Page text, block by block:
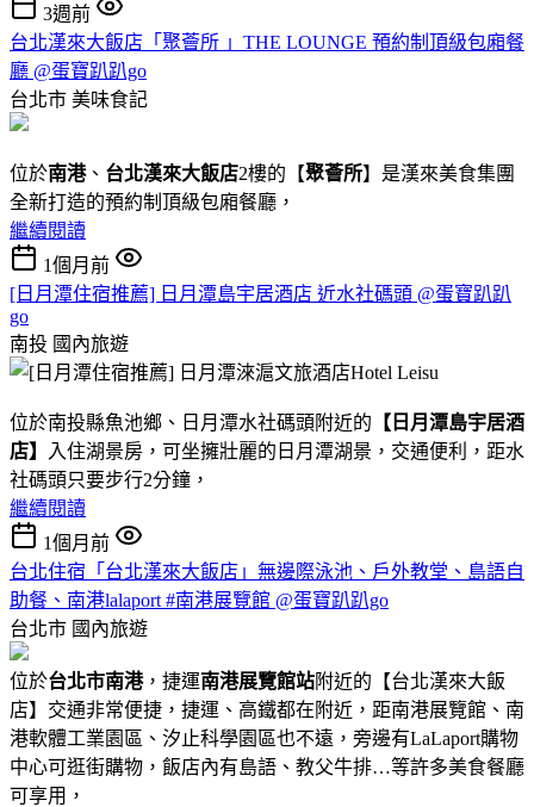
3週前
台北漢來大飯店「聚薈所 」THE LOUNGE 預約制頂級包廂餐
廳 @蛋寶趴趴go
台北市 美味食記
位於南港、 台北漢來大飯店2樓的【聚薈所】是漢來美食集團
全新打造的預約制頂級包廂餐廳，
繼續閱讀
1個月前
[日月潭住宿推薦] 日月潭島宇居酒店 近水社碼頭 @蛋寶趴趴
go
南投 國內旅遊
位於南投縣魚池鄉、日月潭水社碼頭附近的 【日月潭島宇居酒
店】
入住湖景房，可坐擁壯麗的日月潭湖景，交通便利，距水
社碼頭只要步行2分鐘，
繼續閱讀
1個月前
台北住宿「台北漢來大飯店」無邊際泳池、戶外教堂、島語自
助餐、南港lalaport #南港展覽館 @蛋寶趴趴go
台北市 國內旅遊
位於台北市南港，捷運南港展覽館站附近的【台北漢來大飯
店】交通非常便捷，捷運、高鐵都在附近，距南港展覽館、南
港軟體工業園區、汐止科學園區也不遠，旁邊有LaLaport購物
中心可逛街購物，飯店內有島語、教父牛排…等許多美食餐廳
可享用，